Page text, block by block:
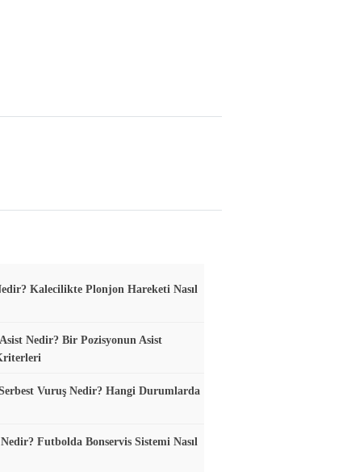
Kalecilikte Plonjon Hareketi Nasıl
Nedir? Bir Pozisyonun Asist
Vuruş Nedir? Hangi Durumlarda
Futbolda Bonservis Sistemi Nasıl